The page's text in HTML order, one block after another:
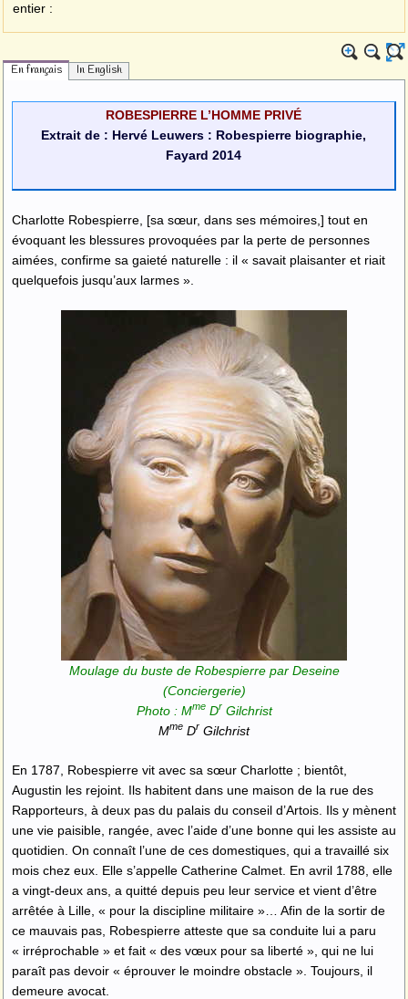
entier :
En français In English
ROBESPIERRE L’HOMME PRIVÉ
Extrait de : Hervé Leuwers : Robespierre biographie,
Fayard 2014
Charlotte Robespierre, [sa sœur, dans ses mémoires,] tout en
évoquant les blessures provoquées par la perte de personnes
aimées, confirme sa gaieté naturelle : il « savait plaisanter et riait
quelquefois jusqu’aux larmes ».
Moulage du buste de Robespierre par Deseine
(Conciergerie)
Photo : MmeDr Gilchrist
Mme Dr Gilchrist
En 1787, Robespierre vit avec sa sœur Charlotte ; bientôt,
Augustin les rejoint. Ils habitent dans une maison de la rue des
Rapporteurs, à deux pas du palais du conseil d’Artois. Ils y mènent
une vie paisible, rangée, avec l’aide d’une bonne qui les assiste au
quotidien. On connaît l’une de ces domestiques, qui a travaillé six
mois chez eux. Elle s’appelle Catherine Calmet. En avril 1788, elle
a vingt-deux ans, a quitté depuis peu leur service et vient d’être
arrêtée à Lille, « pour la discipline militaire »… Afin de la sortir de
ce mauvais pas, Robespierre atteste que sa conduite lui a paru
« irréprochable » et fait « des vœux pour sa liberté », qui ne lui
paraît pas devoir « éprouver le moindre obstacle ». Toujours, il
demeure avocat.